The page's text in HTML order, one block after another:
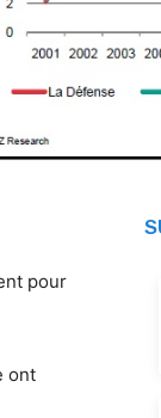
DTZ publie son
DTZ publie son
pour
ont